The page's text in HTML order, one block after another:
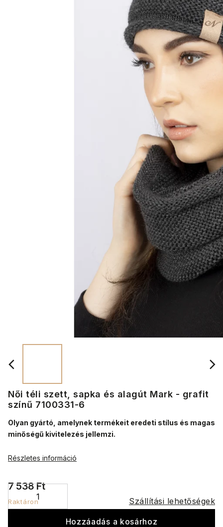
Női téli szett, sapka és alagút Mark - grafit
színű 7100331-6
7 538 Ft
Raktáron Szállítási lehetőségek
Hozzáadás a kosárhoz
Olyan gyártó, amelynek termékeit eredeti stílus és magas
minőségű kivitelezés jellemzi.
Részletes információ